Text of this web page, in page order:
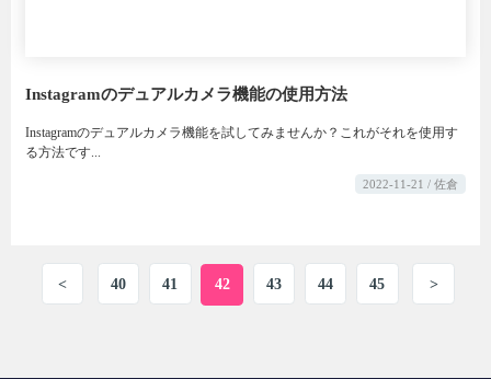
Instagramのデュアルカメラ機能の使用方法
Instagramのデュアルカメラ機能を試してみませんか？これがそれを使用す
る方法です...
2022-11-21 / 佐倉
< 40 41 42 43 44 45 >